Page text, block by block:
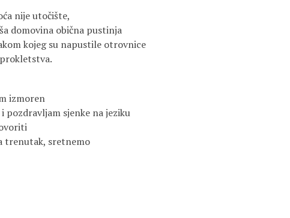
nije utočište,
domovina obična pustinja
kojeg su napustile otrovnice
izmoren
pozdravljam sjenke na jeziku
trenutak, sretnemo